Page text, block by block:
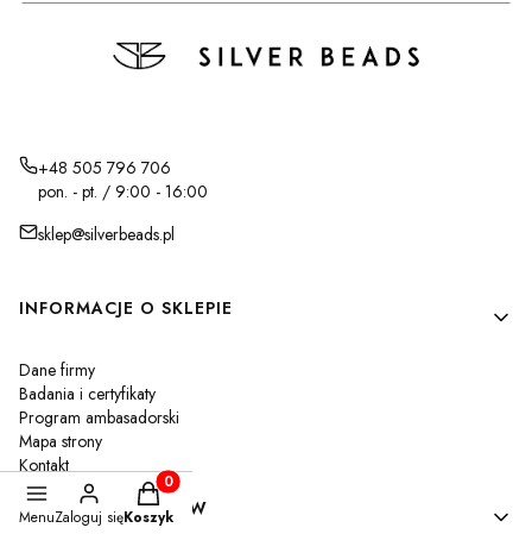
+48 505 796 706
pon. - pt. / 9:00 - 16:00
sklep@silverbeads.pl
Linki w stopce
INFORMACJE O SKLEPIE
Dane firmy
Badania i certyfikaty
Program ambasadorski
Mapa strony
Kontakt
WARUNKI ZAKUPÓW
MenuZaloguj się
Produkty w koszyku: 0. Zobacz szczegóły
Koszyk